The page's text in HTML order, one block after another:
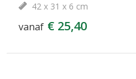
42 x 31 x 6 cm
vanaf € 25,40